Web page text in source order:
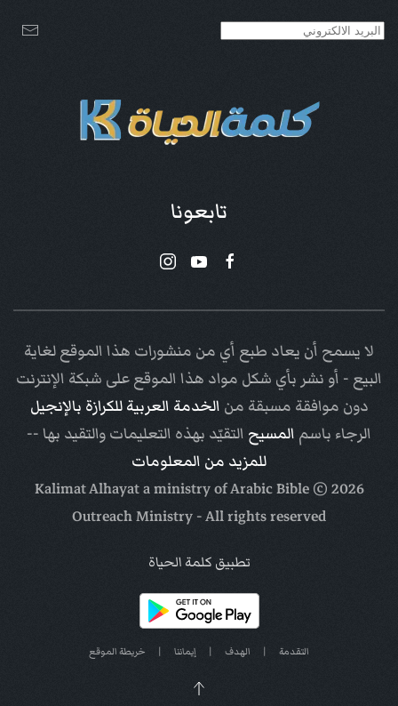
تابعونا
لا يسمح أن يعاد طبع أي من منشورات هذا الموقع لغاية
البيع - أو نشر بأي شكل مواد هذا الموقع على شبكة الإنترنت
دون موافقة مسبقة من الخدمة العربية للكرازة بالإنجيل
الرجاء باسم المسيح التقيّد بهذه التعليمات والتقيد بها --
للمزيد من المعلومات
2026
© Kalimat Alhayat a ministry of
Arabic Bible
Outreach Ministry- All rights reserved
تطبيق كلمة الحياة
التقدمة | الهدف | إيماننا | خريطة الموقع